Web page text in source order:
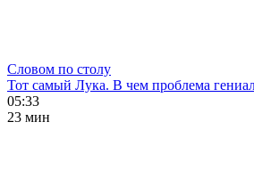
Словом по столу
Тот самый Лука. В чем проблема
05:33
23 мин